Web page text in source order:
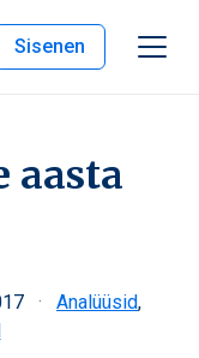
Sisenen
aasta
· Analüüsid,